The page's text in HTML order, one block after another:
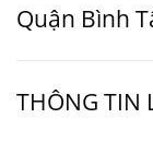
Quận Bình
THÔNG TIN